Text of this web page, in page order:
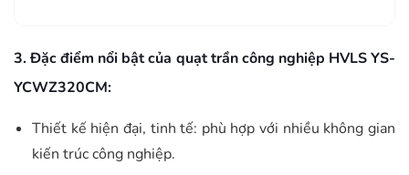
3. Đặc điểm nổi bật của quạt trần công nghiệp HVLS YS-
YCWZ320CM:
Thiết kế hiện đại, tinh tế: phù hợp với nhiều không gian
kiến trúc công nghiệp.